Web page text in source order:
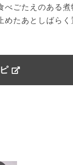
ごたえのある煮
めたあとしばらく